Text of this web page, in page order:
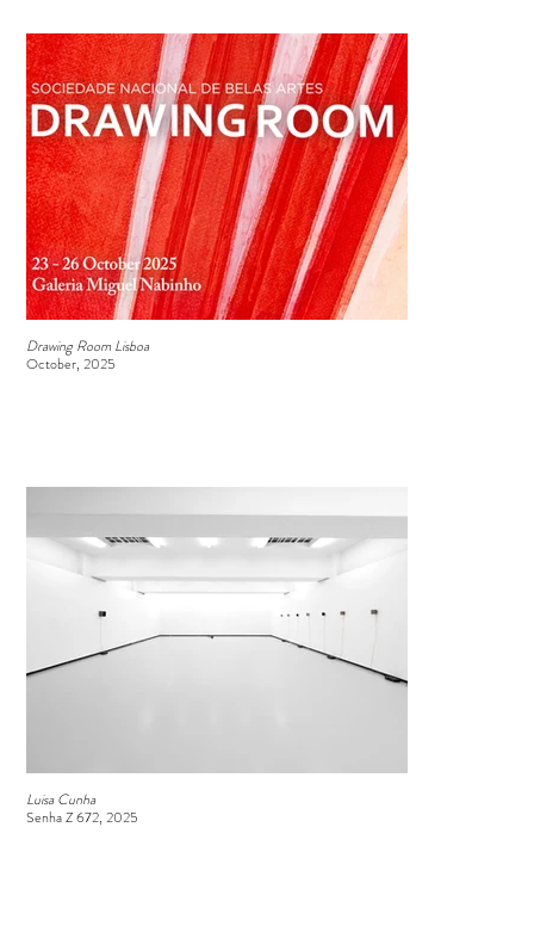
Drawing Room Lisboa
October, 2025
Luisa Cunha
Senha Z 672, 2025